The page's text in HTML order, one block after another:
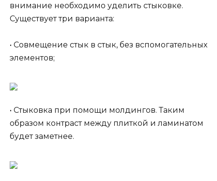
внимание необходимо уделить стыковке.
Существует три варианта:
• Совмещение стык в стык, без вспомогательных
элементов;
• Стыковка при помощи молдингов. Таким
образом контраст между плиткой и ламинатом
будет заметнее.